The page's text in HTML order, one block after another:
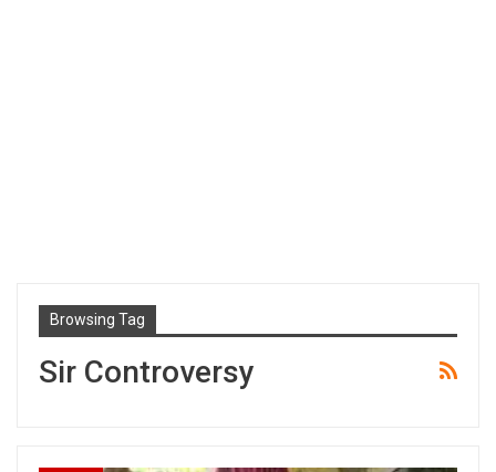
Browsing Tag
Sir Controversy